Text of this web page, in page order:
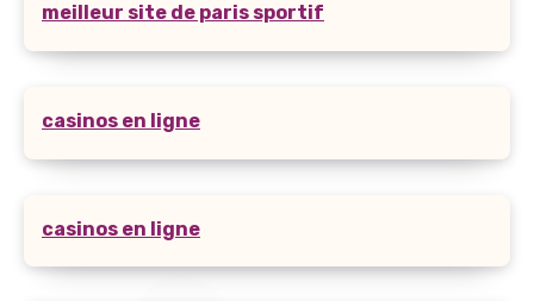
meilleur site de paris sportif
casinos en ligne
casinos en ligne